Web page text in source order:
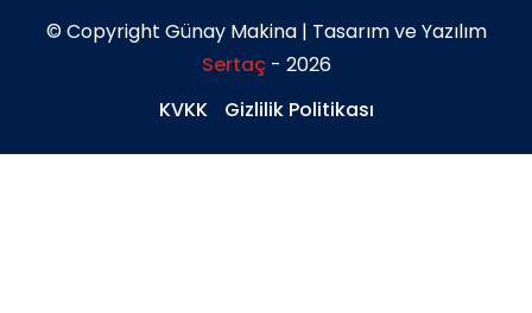
© Copyright Günay Makina | Tasarım ve Yazılım
Sertaç- 2026
KVKK
Gizlilik Politikası